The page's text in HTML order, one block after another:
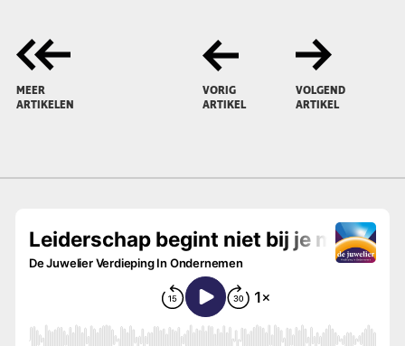
MEER
ARTIKELEN
VORIG
ARTIKEL
VOLGEND
ARTIKEL